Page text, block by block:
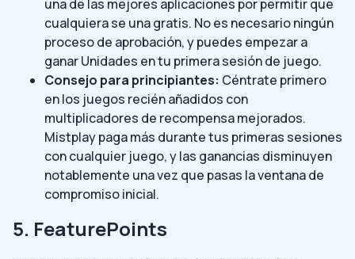
una de las mejores aplicaciones por permitir que
cualquiera se una gratis. No es necesario ningún
proceso de aprobación, y puedes empezar a
ganar Unidades en tu primera sesión de juego.
Consejo para principiantes: Céntrate primero
en los juegos recién añadidos con
multiplicadores de recompensa mejorados.
Mistplay paga más durante tus primeras sesiones
con cualquier juego, y las ganancias disminuyen
notablemente una vez que pasas la ventana de
compromiso inicial.
5. FeaturePoints